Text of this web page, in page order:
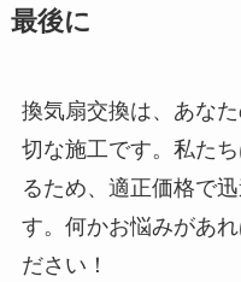
最後に
換気扇交換は、あな
切な施工です。私た
るため、適正価格で
す。何かお悩みがあ
ださい！